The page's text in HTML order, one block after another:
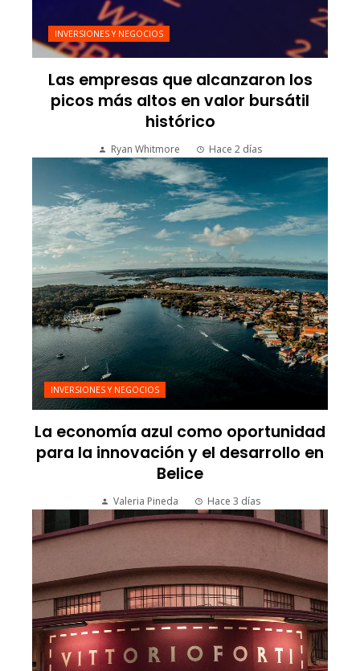
INVERSIONES Y NEGOCIOS
Las empresas que alcanzaron los
picos más altos en valor bursátil
histórico
Ryan Whitmore Hace 2 días
INVERSIONES Y NEGOCIOS
La economía azul como oportunidad
para la innovación y el desarrollo en
Belice
Valeria Pineda Hace 3 días